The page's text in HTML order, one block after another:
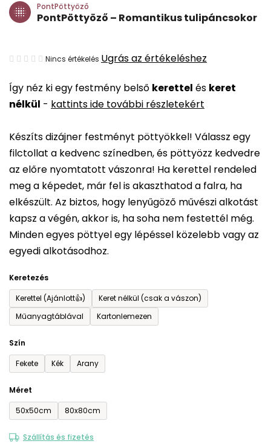
Így néz ki egy festmény belső kerettel és keret
nélkül - kattints ide további részletekért
Készíts dizájner festményt pöttyökkel! Válassz egy
filctollat a kedvenc színedben, és pöttyözz kedvedre
az előre nyomtatott vászonra! Ha kerettel rendeled
meg a képedet, már fel is akaszthatod a falra, ha
elkészült. Az biztos, hogy lenyűgöző művészi alkotást
kapsz a végén, akkor is, ha soha nem festettél még.
Minden egyes pöttyel egy lépéssel közelebb vagy az
egyedi alkotásodhoz.
Keretezés
Kerettel (Ajánlott👍)
Keret nélkül (csak a vászon)
Műanyagtáblával
Kartonlemezen
Szín
Fekete
Kék Arany
Méret
50x50cm
80x80cm
Szállítás és fizetés
PontPöttyöző
PontPöttyöző – Romantikus tulipáncsokor
A
átlagos
értékelése
ből
0,0
csillag.
Nincs értékelés Ugrás az értékeléshez